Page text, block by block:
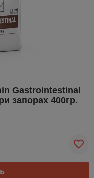
Gastrointestinal
запорах 400гр.